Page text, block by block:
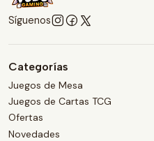
Síguenos
Categorías
Juegos de Mesa
Juegos de Cartas TCG
Ofertas
Novedades